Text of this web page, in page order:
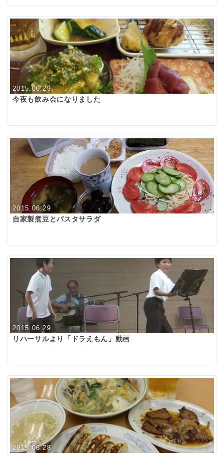
2015.06.29
今夜も飲み会になりました
2015.06.29
自家製煮豆とパスタサラダ
2015.06.29
リハーサルより「ドラえもん」動画
2015.06.28